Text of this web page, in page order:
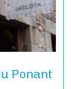
Ponant